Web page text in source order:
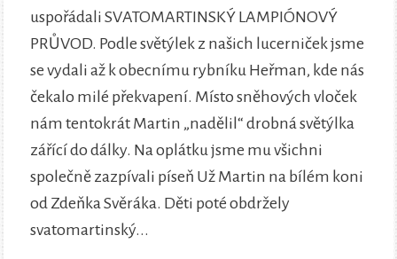
uspořádali SVATOMARTINSKÝ LAMPIÓNOVÝ
PRŮVOD. Podle světýlek z našich lucerniček jsme
se vydali až k obecnímu rybníku Heřman, kde nás
čekalo milé překvapení. Místo sněhových vloček
nám tentokrát Martin „nadělil“ drobná světýlka
zářící do dálky. Na oplátku jsme mu všichni
společně zazpívali píseň Už Martin na bílém koni
od Zdeňka Svěráka. Děti poté obdržely
svatomartinský...